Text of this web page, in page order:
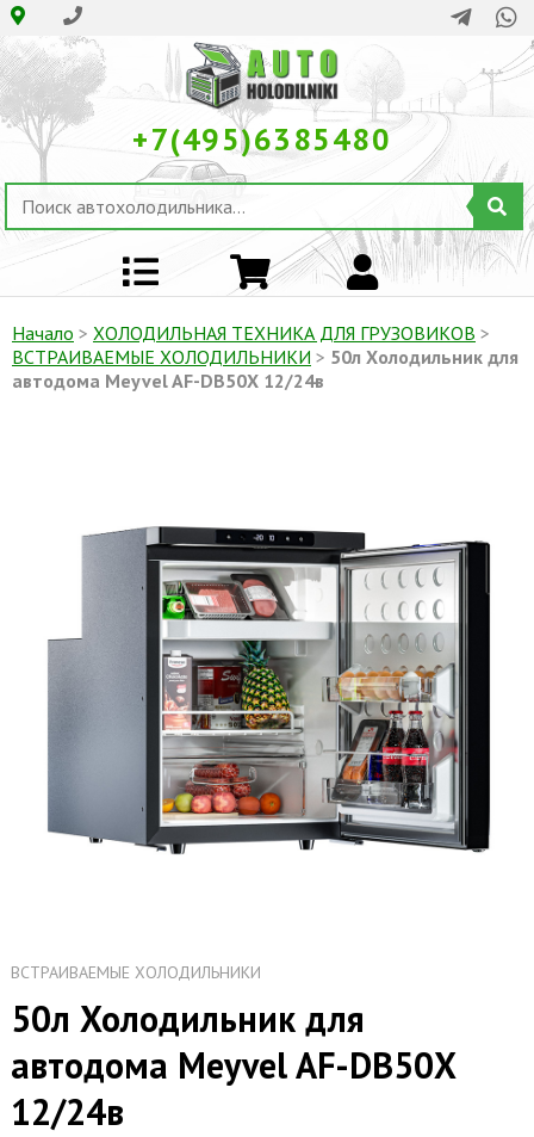
+7(495)6385480
Начало > ХОЛОДИЛЬНАЯ ТЕХНИКА ДЛЯ ГРУЗОВИКОВ >
ВСТРАИВАЕМЫЕ ХОЛОДИЛЬНИКИ > 50л Холодильник для
автодома Meyvel AF-DB50X 12/24в
ВСТРАИВАЕМЫЕ ХОЛОДИЛЬНИКИ
50л Холодильник для
автодома Meyvel AF-DB50X
12/24в